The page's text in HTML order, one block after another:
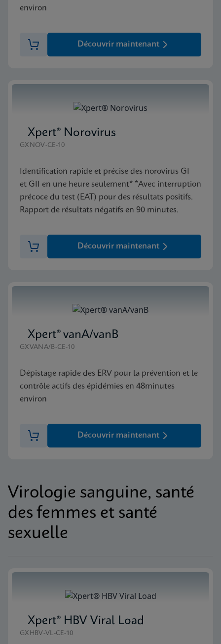
environ
Découvrir maintenant
Xpert® Norovirus
GXNOV-CE-10
Identification rapide et précise des norovirus GI
et GII en une heure seulement* *Avec interruption
précoce du test (EAT) pour des résultats positifs.
Rapport de résultats négatifs en 90 minutes.
Découvrir maintenant
Xpert® vanA/vanB
GXVANA/B-CE-10
Dépistage rapide des ERV pour la prévention et le
contrôle actifs des épidémies en 48minutes
environ
Découvrir maintenant
Virologie sanguine, santé
des femmes et santé
sexuelle
Xpert® HBV Viral Load
GXHBV-VL-CE-10